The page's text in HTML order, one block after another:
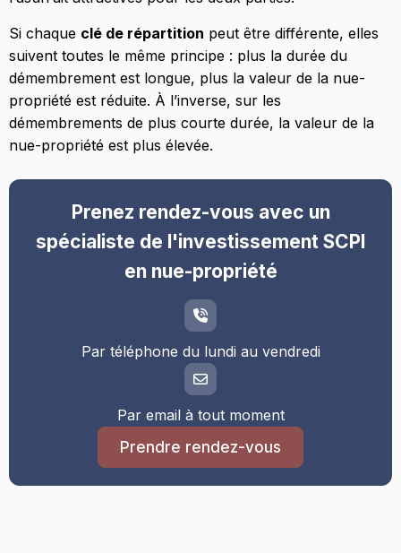
Si chaque clé de répartition peut être différente, elles
suivent toutes le même principe : plus la durée du
démembrement est longue, plus la valeur de la nue-
propriété est réduite. À l’inverse, sur les
démembrements de plus courte durée, la valeur de la
nue-propriété est plus élevée.
Prenez rendez-vous avec un
spécialiste de l'investissement SCPI
en nue-propriété
Par téléphone du lundi au vendredi
Par email à tout moment
Prendre rendez-vous